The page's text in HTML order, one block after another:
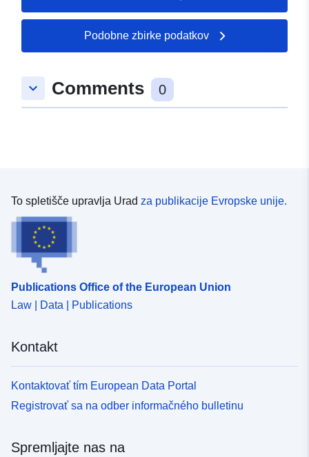
Podobne zbirke podatkov
keyboard_arrow_down Comments 0
To spletišče upravlja Urad za publikacije Evropske unije.
Publications Office of the European Union
Law | Data | Publications
Kontakt
Kontaktovať tím European Data Portal
Registrovať sa na odber informačného bulletinu
Spremljajte nas na